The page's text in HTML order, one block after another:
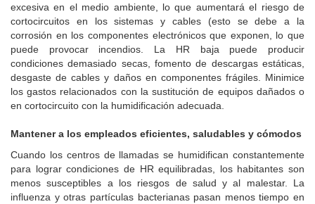
excesiva en el medio ambiente, lo que aumentará el riesgo de
cortocircuitos en los sistemas y cables (esto se debe a la
corrosión en los componentes electrónicos que exponen, lo que
puede provocar incendios. La HR baja puede producir
condiciones demasiado secas, fomento de descargas estáticas,
desgaste de cables y daños en componentes frágiles. Minimice
los gastos relacionados con la sustitución de equipos dañados o
en cortocircuito con la humidificación adecuada.
Mantener a los empleados eficientes, saludables y cómodos
Cuando los centros de llamadas se humidifican constantemente
para lograr condiciones de HR equilibradas, los habitantes son
menos susceptibles a los riesgos de salud y al malestar. La
influenza y otras partículas bacterianas pasan menos tiempo en